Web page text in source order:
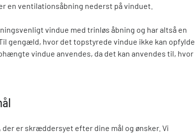
en ventilationsåbning nederst på vinduet.
vindue med trinløs åbning og har altså en
gengæld, hvor det topstyrede vindue ikke kan opfylde
vindue anvendes, da det kan anvendes til, hvor
der er skræddersyet efter dine mål og ønsker. Vi